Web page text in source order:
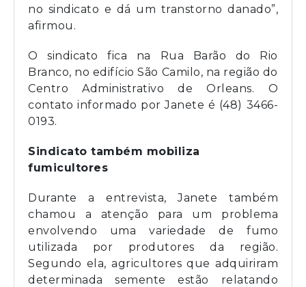
no sindicato e dá um transtorno danado”,
afirmou.
O sindicato fica na Rua Barão do Rio
Branco, no edifício São Camilo, na região do
Centro Administrativo de Orleans. O
contato informado por Janete é (48) 3466-
0193.
Sindicato também mobiliza
fumicultores
Durante a entrevista, Janete também
chamou a atenção para um problema
envolvendo uma variedade de fumo
utilizada por produtores da região.
Segundo ela, agricultores que adquiriram
determinada semente estão relatando